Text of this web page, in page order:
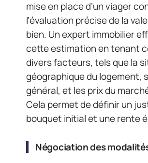
mise en place d’un viager
l’évaluation précise de la
bien. Un expert immobilier
cette estimation en tenant
divers facteurs, tels que la
géographique du logement,
général, et les prix du
Cela permet de définir un
bouquet initial et une rente
Négociation des